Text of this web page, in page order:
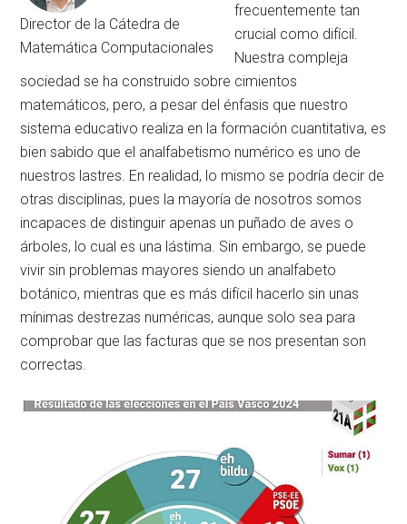
Director de la Cátedra de
Matemática Computacionales
frecuentemente tan
crucial como difícil.
Nuestra compleja
sociedad se ha construido sobre cimientos
matemáticos, pero, a pesar del énfasis que nuestro
sistema educativo realiza en la formación cuantitativa, es
bien sabido que el analfabetismo numérico es uno de
nuestros lastres. En realidad, lo mismo se podría decir de
otras disciplinas, pues la mayoría de nosotros somos
incapaces de distinguir apenas un puñado de aves o
árboles, lo cual es una lástima. Sin embargo, se puede
vivir sin problemas mayores siendo un analfabeto
botánico, mientras que es más difícil hacerlo sin unas
mínimas destrezas numéricas, aunque solo sea para
comprobar que las facturas que se nos presentan son
correctas.